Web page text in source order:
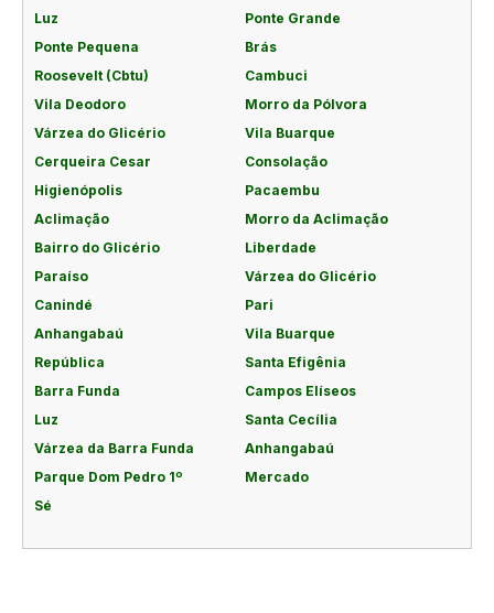
Luz
Ponte Grande
Ponte Pequena
Brás
Roosevelt (Cbtu)
Cambuci
Vila Deodoro
Morro da Pólvora
Várzea do Glicério
Vila Buarque
Cerqueira Cesar
Consolação
Higienópolis
Pacaembu
Aclimação
Morro da Aclimação
Bairro do Glicério
Liberdade
Paraíso
Várzea do Glicério
Canindé
Pari
Anhangabaú
Vila Buarque
República
Santa Efigênia
Barra Funda
Campos Elíseos
Luz
Santa Cecília
Várzea da Barra Funda
Anhangabaú
Parque Dom Pedro 1º
Mercado
Sé